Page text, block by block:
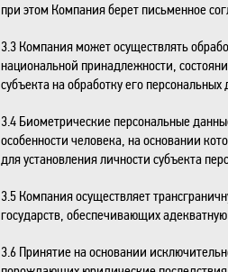
при этом Компания берет письменное
3.3 Компания может осуществлять
национальной принадлежности,
субъекта на обработку его персональных
3.4 Биометрические персональные
особенности человека, на основании
для установления личности субъекта
3.5 Компания осуществляет
государств, обеспечивающих
3.6 Принятие на основании